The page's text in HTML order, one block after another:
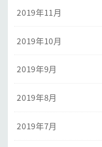
2019年11月
2019年10月
2019年9月
2019年8月
2019年7月